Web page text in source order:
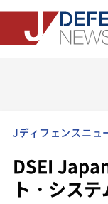
Jディフェンスニュ
DSEI
ト・シス